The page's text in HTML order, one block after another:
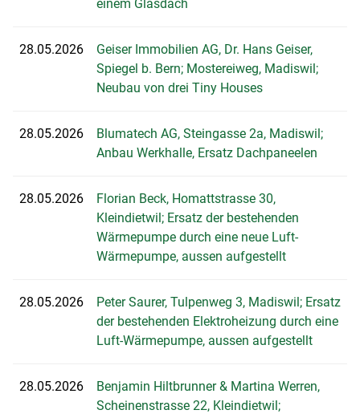
einem Glasdach
28.05.2026
Geiser Immobilien AG, Dr. Hans Geiser,
Spiegel b. Bern; Mostereiweg, Madiswil;
Neubau von drei Tiny Houses
28.05.2026
Blumatech AG, Steingasse 2a, Madiswil;
Anbau Werkhalle, Ersatz Dachpaneelen
28.05.2026
Florian Beck, Homattstrasse 30,
Kleindietwil; Ersatz der bestehenden
Wärmepumpe durch eine neue Luft-
Wärmepumpe, aussen aufgestellt
28.05.2026
Peter Saurer, Tulpenweg 3, Madiswil; Ersatz
der bestehenden Elektroheizung durch eine
Luft-Wärmepumpe, aussen aufgestellt
28.05.2026
Benjamin Hiltbrunner & Martina Werren,
Scheinenstrasse 22, Kleindietwil;